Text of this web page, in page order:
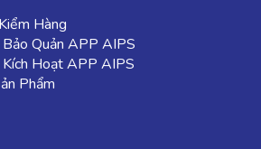
Hàng
Quản APP AIPS
Hoạt APP AIPS
Phẩm